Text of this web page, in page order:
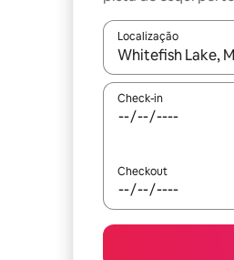
Localização
Quando os
Check-in
Checkout